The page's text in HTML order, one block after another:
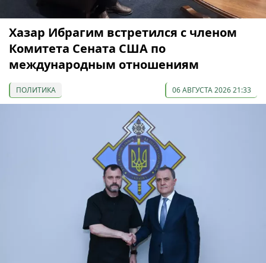
Хазар Ибрагим встретился с членом
Комитета Сената США по
международным отношениям
ПОЛИТИКА 06 АВГУСТА 2026 21:33